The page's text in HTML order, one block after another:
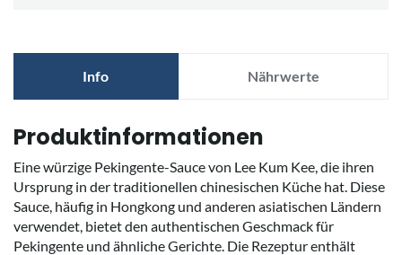
Info Nährwerte
Produktinformationen
Eine würzige Pekingente-Sauce von Lee Kum Kee, die ihren
Ursprung in der traditionellen chinesischen Küche hat. Diese
Sauce, häufig in Hongkong und anderen asiatischen Ländern
verwendet, bietet den authentischen Geschmack für
Pekingente und ähnliche Gerichte. Die Rezeptur enthält